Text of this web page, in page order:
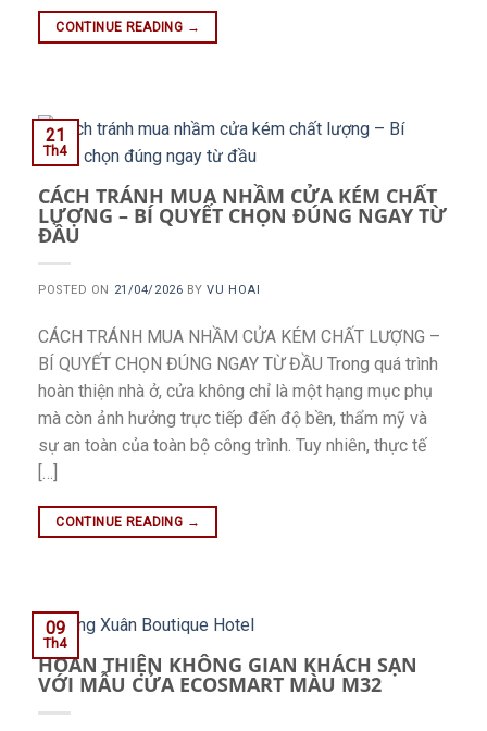
CONTINUE READING →
CÁCH TRÁNH MUA NHẦM CỬA KÉM CHẤT
LƯỢNG – BÍ QUYẾT CHỌN ĐÚNG NGAY TỪ
ĐẦU
POSTED ON 21/04/2026 BYVU HOAI
21
Th4
CÁCH TRÁNH MUA NHẦM CỬA KÉM CHẤT LƯỢNG –
BÍ QUYẾT CHỌN ĐÚNG NGAY TỪ ĐẦU Trong quá trình
hoàn thiện nhà ở, cửa không chỉ là một hạng mục phụ
mà còn ảnh hưởng trực tiếp đến độ bền, thẩm mỹ và
sự an toàn của toàn bộ công trình. Tuy nhiên, thực tế
[…]
CONTINUE READING →
HOÀN THIỆN KHÔNG GIAN KHÁCH SẠN
VỚI MẪU CỬA ECOSMART MÀU M32
09
Th4